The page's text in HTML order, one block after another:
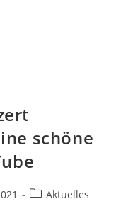
schöne
Aktuelles